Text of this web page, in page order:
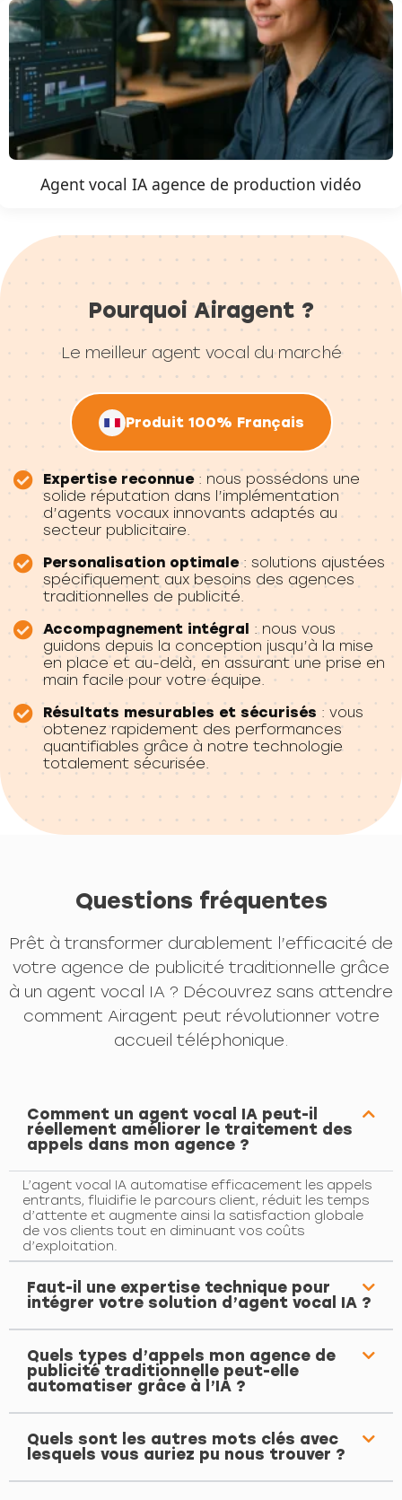
Agent vocal IA agence de production vidéo
Pourquoi Airagent ?
Le meilleur agent vocal du marché
Produit 100% Français
Expertise reconnue: nous possédons une
solide réputation dans l’implémentation
d’agents vocaux innovants adaptés au
secteur publicitaire.
Personalisation optimale: solutions ajustées
spécifiquement aux besoins des agences
traditionnelles de publicité.
Accompagnement intégral : nous vous
guidons depuis la conception jusqu’à la mise
en place et au-delà, en assurant une prise en
main facile pour votre équipe.
Résultats mesurables et sécurisés : vous
obtenez rapidement des performances
quantifiables grâce à notre technologie
totalement sécurisée.
Questions fréquentes
Prêt à transformer durablement l’efficacité de
votre agence de publicité traditionnelle grâce
à un agent vocal IA ? Découvrez sans attendre
comment Airagent peut révolutionner votre
accueil téléphonique.
Comment un agent vocal IA peut-il
réellement améliorer le traitement des
appels dans mon agence ?
L’agent vocal IA automatise efficacement les appels
entrants, fluidifie le parcours client, réduit les temps
d’attente et augmente ainsi la satisfaction globale
de vos clients tout en diminuant vos coûts
d’exploitation.
Faut-il une expertise technique pour
intégrer votre solution d’agent vocal IA ?
Quels types d’appels mon agence de
publicité traditionnelle peut-elle
automatiser grâce à l’IA ?
Quels sont les autres mots clés avec
lesquels vous auriez pu nous trouver ?